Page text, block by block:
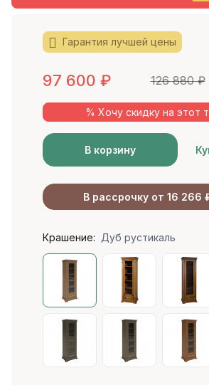
Гарантия лучшей цены
97 600 ₽ 126 880₽
% Хочу скидку на этот
В корзину
В рассрочку от 16 266
Крашение: Дуб рустикаль